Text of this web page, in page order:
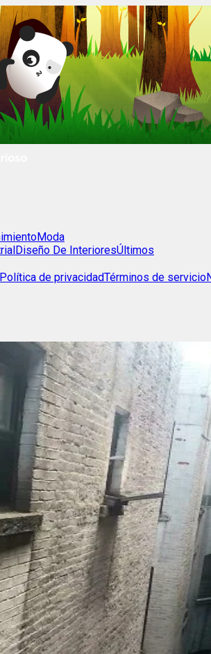
Moda
Diseño De InterioresÚltimos
Política de privacidadTérminos de servicio